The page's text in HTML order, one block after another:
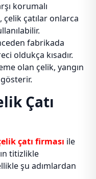
korumalı
çelik çatılar onlarca
fabrikada
oldukça kısadır.
olan çelik, yangın
Çatı
çatı firması ile
titizlikle
şu adımlardan